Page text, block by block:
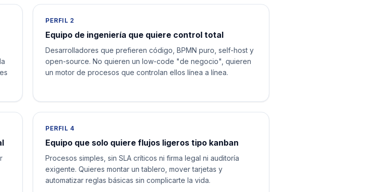
PERFIL 2
Equipo de ingeniería que quiere control total
Desarrolladores que prefieren código, BPMN puro, self-host y
open-source. No quieren un low-code "de negocio", quieren
un motor de procesos que controlan ellos línea a línea.
PERFIL 4
Equipo que solo quiere flujos ligeros tipo kanban
Procesos simples, sin SLA críticos ni firma legal ni auditoría
exigente. Quieres montar un tablero, mover tarjetas y
automatizar reglas básicas sin complicarte la vida.